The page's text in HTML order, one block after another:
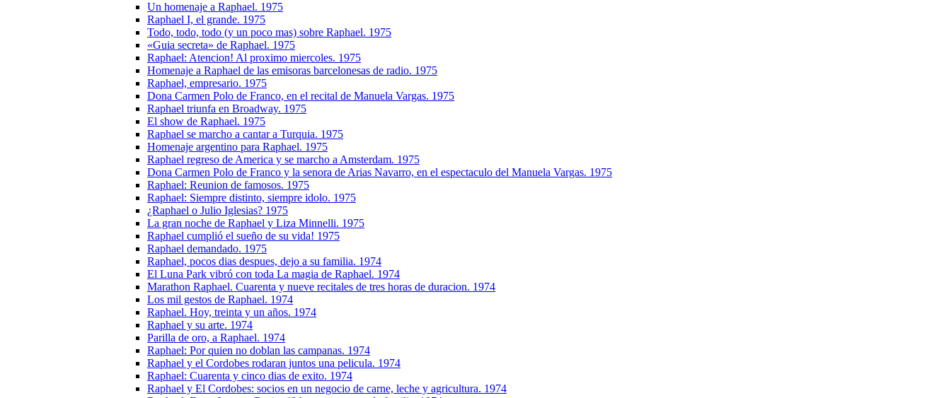
Un homenaje a Raphael. 1975
Raphael I, el grande. 1975
Todo, todo, todo (y un poco mas) sobre Raphael. 1975
«Guia secreta» de Raphael. 1975
Raphael: Atencion! Al proximo miercoles. 1975
Homenaje a Raphael de las emisoras barcelonesas de radio. 1975
Raphael, empresario. 1975
Dona Carmen Polo de Franco, en el recital de Manuela Vargas. 1975
Raphael triunfa en Broadway. 1975
El show de Raphael. 1975
Raphael se marcho a cantar a Turquia. 1975
Homenaje argentino para Raphael. 1975
Raphael regreso de America y se marcho a Amsterdam. 1975
Dona Carmen Polo de Franco y la senora de Arias Navarro, en el espectaculo del Manuela Vargas. 1975
Raphael: Reunion de famosos. 1975
Raphael: Siempre distinto, siempre idolo. 1975
¿Raphael o Julio Iglesias? 1975
La gran noche de Raphael y Liza Minnelli. 1975
Raphael cumplió el sueño de su vida! 1975
Raphael demandado. 1975
Raphael, pocos dias despues, dejo a su familia. 1974
El Luna Park vibró con toda La magia de Raphael. 1974
Marathon Raphael. Cuarenta y nueve recitales de tres horas de duracion. 1974
Los mil gestos de Raphael. 1974
Raphael. Hoy, treinta y un años. 1974
Raphael y su arte. 1974
Parilla de oro, a Raphael. 1974
Raphael: Por quien no doblan las campanas. 1974
Raphael y el Cordobes rodaran juntos una pelicula. 1974
Raphael: Cuarenta y cinco dias de exito. 1974
Raphael y El Cordobes: socios en un negocio de carne, leche y agricultura. 1974